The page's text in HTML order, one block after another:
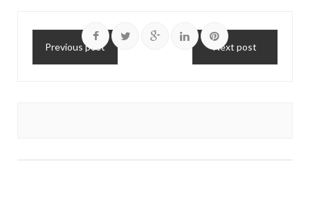
Previous post Next post